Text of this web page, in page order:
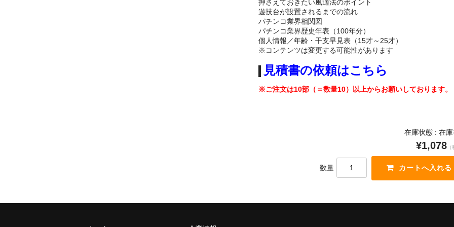
押さえておきたい風適法のポイント
遊技台が設置されるまでの流れ
パチンコ業界相関図
パチンコ業界歴史年表（100年分）
個人情報／年齢・干支早見表（15才～25才）
※コンテンツは変更する可能性があります
見積書の依頼はこちら
※ご注文は10部（＝数量10）以上からお願いしております。
在庫状態 : 在庫
¥1,078
数量